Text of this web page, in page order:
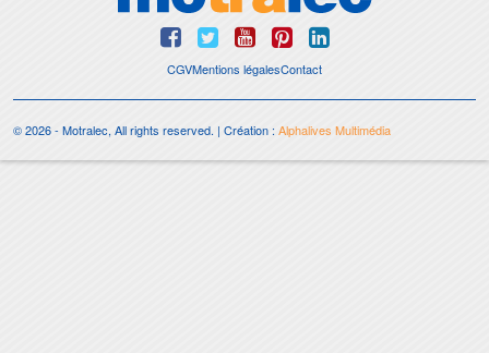
CGVMentions légalesContact
© 2026 - Motralec, All rights reserved. | Création : Alphalives Multimédia